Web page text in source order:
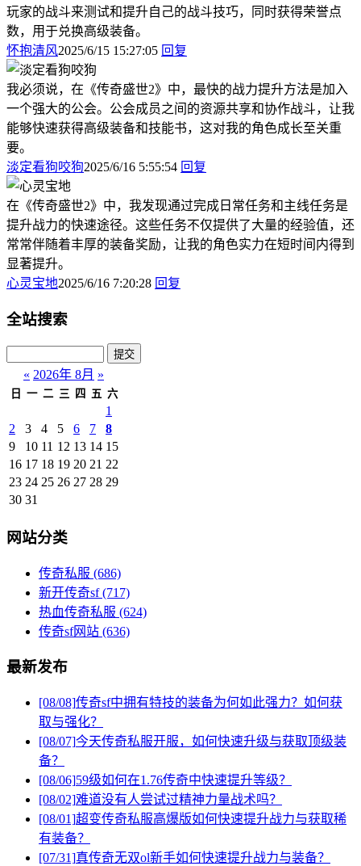
玩家的战斗来测试和提升自己的战斗技巧，同时获得荣誉点
数，用于兑换高级装备。
怀抱清风2025/6/15 15:27:05 回复
我必须说，在《传奇盛世2》中，最快的战力提升方法是加入
一个强大的公会。公会成员之间的资源共享和协作战斗，让我
能够快速获得高级装备和技能书，这对我的角色成长至关重
要。
淡定看狗咬狗2025/6/16 5:55:54 回复
在《传奇盛世2》中，我发现通过完成日常任务和主线任务是
提升战力的快速途径。这些任务不仅提供了大量的经验值，还
常常伴随着丰厚的装备奖励，让我的角色实力在短时间内得到
显著提升。
心灵宝地2025/6/16 7:20:28 回复
全站搜索
« 2026年 8月 »
日 一 二 三 四 五 六
1
2
3 4 5 6 7
8
9
10 11 12 13 14 15
16 17 18 19 20 21 22
23 24 25 26 27 28 29
30 31
网站分类
传奇私服 (686)
新开传奇sf(717)
热血传奇私服 (624)
传奇sf网站 (636)
最新发布
[08/08]传奇sf中拥有特技的装备为何如此强力？如何获
取与强化？
[08/07]今天传奇私服开服，如何快速升级与获取顶级装
备？
[08/06]59级如何在1.76传奇中快速提升等级？
[08/02]难道没有人尝试过精神力量战术吗？
[08/01]超变传奇私服高爆版如何快速提升战力与获取稀
有装备？
[07/31]真传奇无双ol新手如何快速提升战力与装备？